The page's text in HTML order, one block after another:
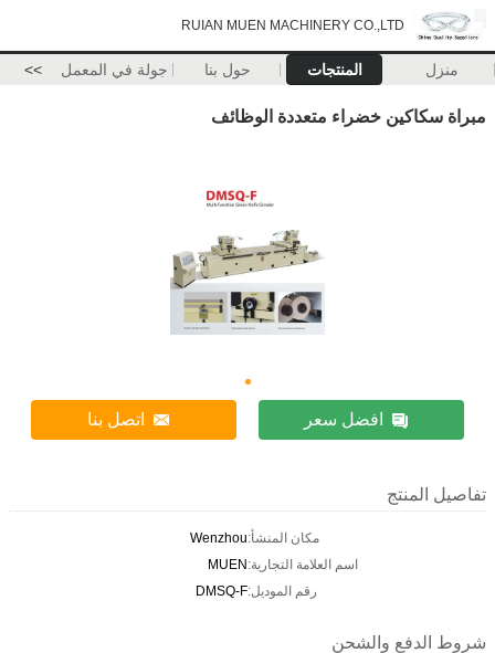
RUIAN MUEN MACHINERY CO.,LTD
منزل المنتجات حول بنا جولة في المعمل >>
مبراة سكاكين خضراء متعددة الوظائف
افضل سعر اتصل بنا
تفاصيل المنتج
مكان المنشأ:Wenzhou
اسم العلامة التجارية:MUEN
رقم الموديل:DMSQ-F
شروط الدفع والشحن